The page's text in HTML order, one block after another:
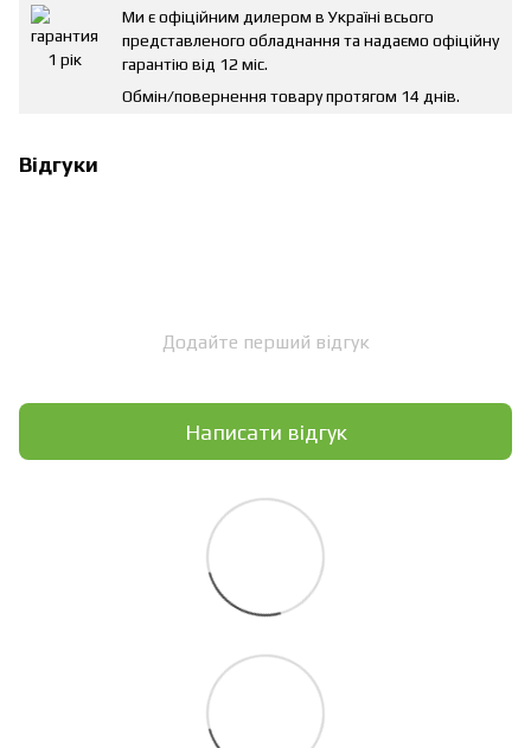
Ми є офіційним дилером в Україні всього
представленого обладнання та надаємо офіційну
гарантію від 12 міс.
Обмін/повернення товару протягом 14 днів.
Відгуки
Додайте перший відгук
Написати відгук